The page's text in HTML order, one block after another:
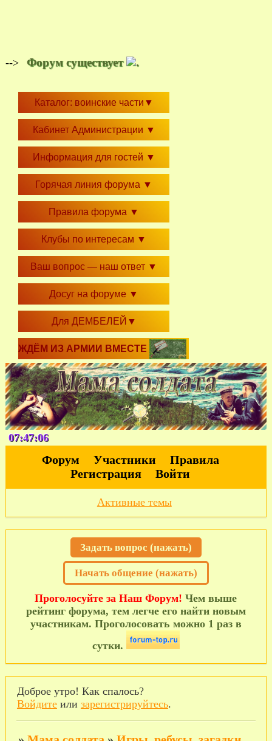
--> Форум существует .
Каталог: воинские части ▼
Кабинет Администрации ▼
Информация для гостей ▼
Горячая линия форума ▼
Правила форума ▼
Клубы по интересам ▼
Ваш вопрос — наш ответ ▼
Досуг на форуме ▼
Для ДЕМБЕЛЕЙ ▼
ЖДЁМ ИЗ АРМИИ ВМЕСТЕ
07:47:07
Форум Участники
Правила
Регистрация
Войти
Активные темы
Задать вопрос (нажать)
Начать общение (нажать)
Проголосуйте за Наш Форум! Чем выше
рейтинг форума, тем легче его найти новым
участникам. Проголосовать можно 1 раз в
сутки.
Доброе утро! Как спалось?
Войдитеили зарегистрируйтесь.